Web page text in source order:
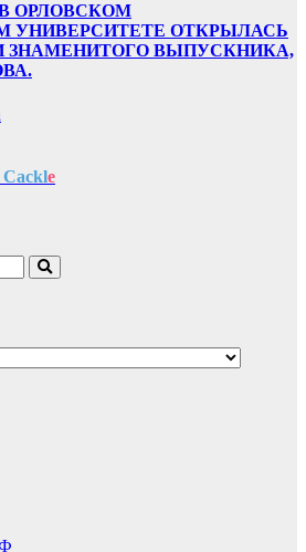
В ОРЛОВСКОМ
УНИВЕРСИТЕТЕ ОТКРЫЛАСЬ
ЗНАМЕНИТОГО ВЫПУСКНИКА,
Cackle